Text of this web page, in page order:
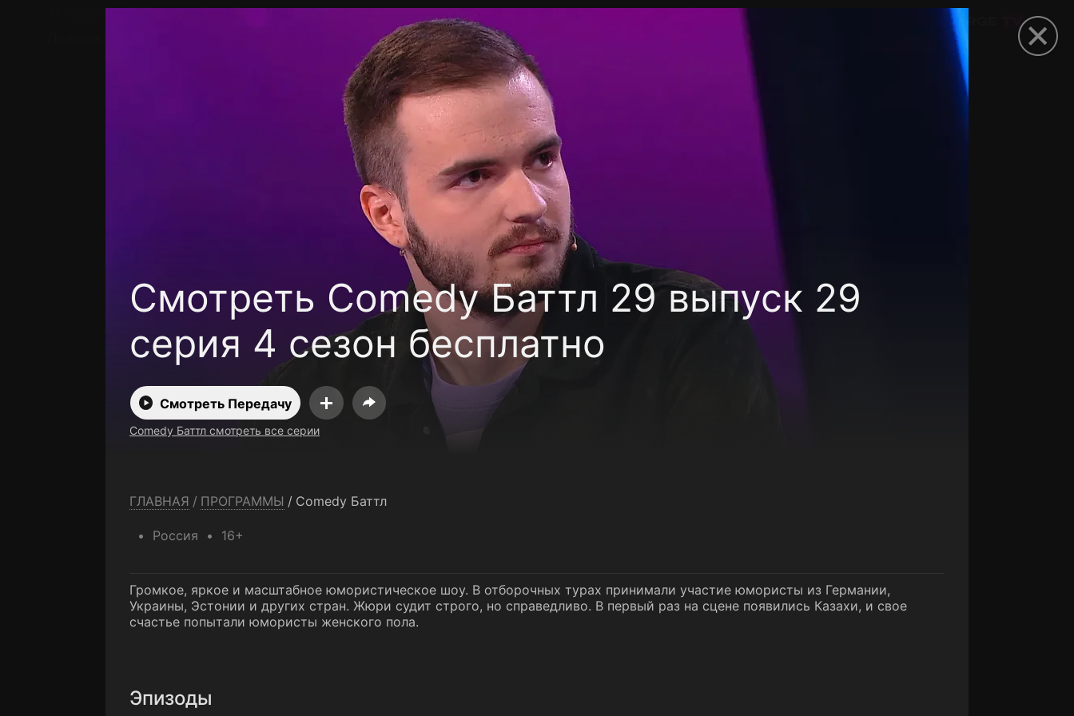
Смотреть Comedy Баттл 29 выпуск 29
серия 4 сезон бесплатно
Смотреть Передачу
Comedy Баттл смотреть все серии
ГЛАВНАЯ / ПРОГРАММЫ / Comedy Баттл
Россия 16+
Громкое, яркое и масштабное юмористическое шоу. В отборочных турах принимали участие юмористы из Германии,
Украины, Эстонии и других стран. Жюри судит строго, но справедливо. В первый раз на сцене появились Казахи, и свое
счастье попытали юмористы женского пола.
Эпизоды
Телефон поддержки:+7 (727) 323 10 92
Политика конфиденциальности Открыть приложение